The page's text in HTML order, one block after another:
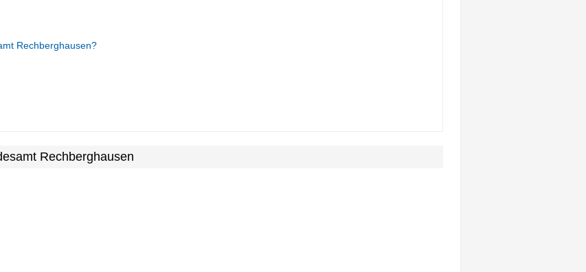
Rechberghausen?
Rechberghausen